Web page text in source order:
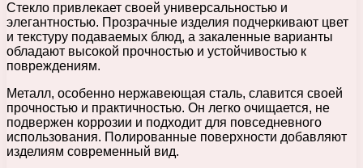
Стекло привлекает своей универсальностью и
элегантностью. Прозрачные изделия подчеркивают цвет
и текстуру подаваемых блюд, а закаленные варианты
обладают высокой прочностью и устойчивостью к
повреждениям.
Металл, особенно нержавеющая сталь, славится своей
прочностью и практичностью. Он легко очищается, не
подвержен коррозии и подходит для повседневного
использования. Полированные поверхности добавляют
изделиям современный вид.